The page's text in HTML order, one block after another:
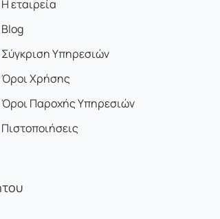
Η εταιρεία
Blog
Σύγκριση Υπηρεσιών
Όροι Χρήσης
Όροι Παροχής Υπηρεσιών
Πιστοποιήσεις